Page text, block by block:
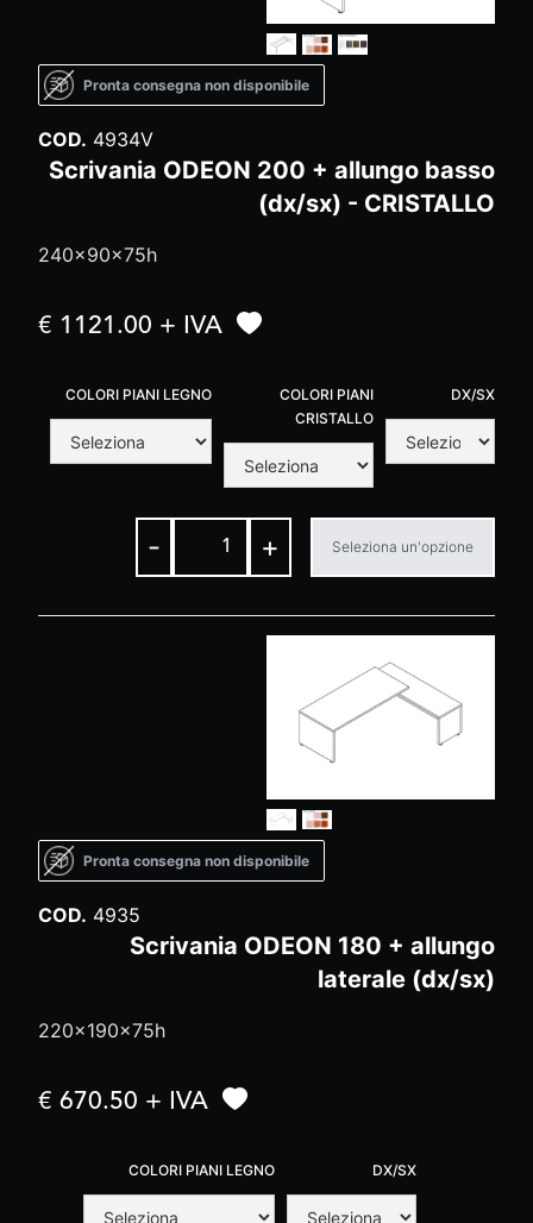
Pronta consegna non disponibile
COD. 4934V
Scrivania ODEON 200 + allungo basso
(dx/sx) - CRISTALLO
240x90x75h
€ 1121.00 + IVA
COLORI PIANI LEGNO
COLORI PIANI
CRISTALLO
DX/SX
- + Seleziona un'opzione
Pronta consegna non disponibile
COD. 4935
Scrivania ODEON 180 + allungo
laterale (dx/sx)
220x190x75h
€ 670.50 + IVA
COLORI PIANI LEGNO DX/SX